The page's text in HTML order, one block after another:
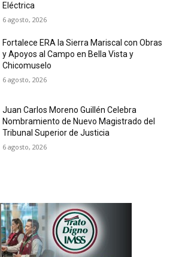
Eléctrica
6 agosto, 2026
Fortalece ERA la Sierra Mariscal con Obras
y Apoyos al Campo en Bella Vista y
Chicomuselo
6 agosto, 2026
Juan Carlos Moreno Guillén Celebra
Nombramiento de Nuevo Magistrado del
Tribunal Superior de Justicia
6 agosto, 2026